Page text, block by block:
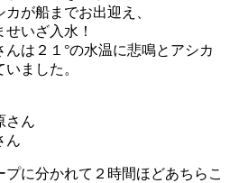
が船までお出迎え、
いざ入水！
は２１°の水温に悲鳴とアシカ
ました。
さん
ん
に分かれて２時間ほどあちらこ